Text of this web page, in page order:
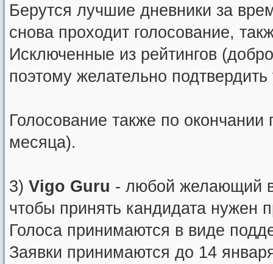
Берутся лучшие дневники за
снова проходит голосование,
Исключенные из рейтингов
поэтому желательно подтвердить
Голосование также по
месяца).
3) Vigo Guru - любой желающий
чтобы принять кандидата нужен
Голоса принимаются в виде
Заявки принимаются до 14